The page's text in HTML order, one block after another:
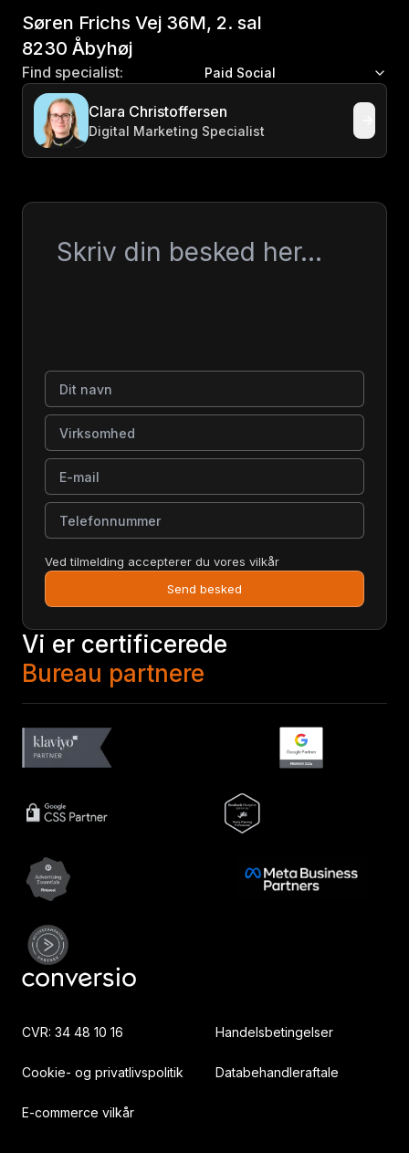
Søren Frichs Vej 36M, 2. sal
8230 Åbyhøj
Find specialist: Paid Social
Clara Christoffersen
Digital Marketing Specialist
Dit navn
Virksomhed
E-mail
Telefonnummer
Ved tilmelding accepterer du vores vilkår
Send besked
Vi er certificerede
Bureau partnere
CVR: 34 48 10 16 Handelsbetingelser
Cookie- og privatlivspolitik Databehandleraftale
E-commerce vilkår